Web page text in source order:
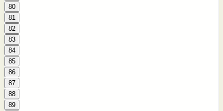
80
81
82
83
84
85
86
87
88
89